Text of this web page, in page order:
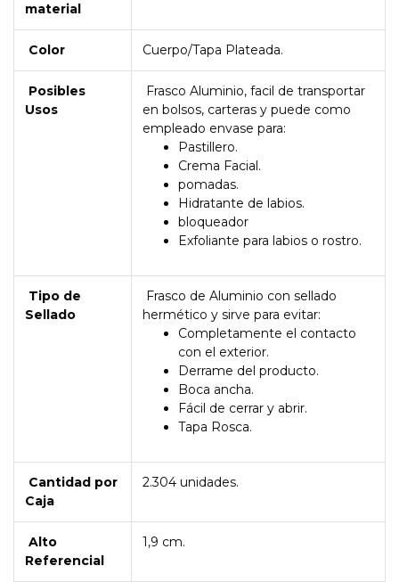
material
Color Cuerpo/Tapa Plateada.
Posibles
Usos
Frasco Aluminio, facil de transportar
en bolsos, carteras y puede como
empleado envase para:
Pastillero.
Crema Facial.
pomadas.
Hidratante de labios.
bloqueador
Exfoliante para labios o rostro.
Tipo de
Sellado
Frasco de Aluminio con sellado
hermético y sirve para evitar:
Completamente el contacto
con el exterior.
Derrame del producto.
Boca ancha.
Fácil de cerrar y abrir.
Tapa Rosca.
Cantidad por
Caja
2.304 unidades.
Alto
Referencial
1,9 cm.